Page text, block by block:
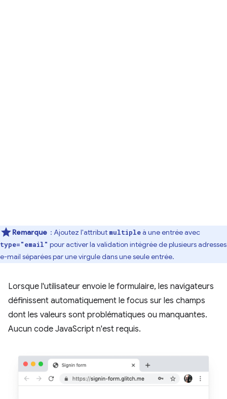
Remarque : Ajoutez l'attribut multipleà une entrée avec
type="email" pour activer la validation intégrée de plusieurs adresses
e-mail séparées par une virgule dans une seule entrée.
Lorsque l'utilisateur envoie le formulaire, les navigateurs
définissent automatiquement le focus sur les champs
dont les valeurs sont problématiques ou manquantes.
Aucun code JavaScript n'est requis.